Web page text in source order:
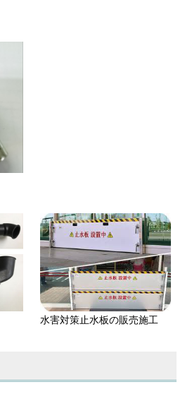
水害対策止水板の販売施工